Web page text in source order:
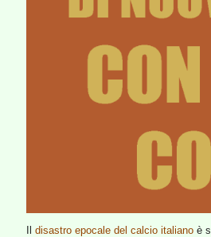
disastro epocale del calcio italianoè